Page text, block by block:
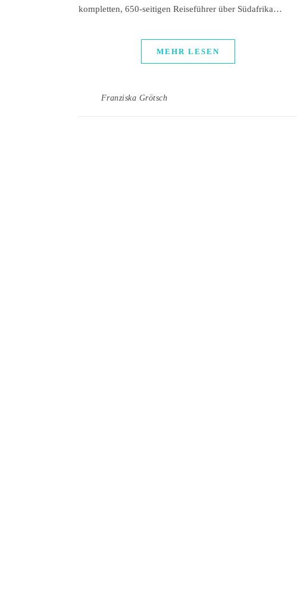
kompletten, 650-seitigen Reiseführer über Südafrika…
MEHR LESEN
Franziska Grötsch